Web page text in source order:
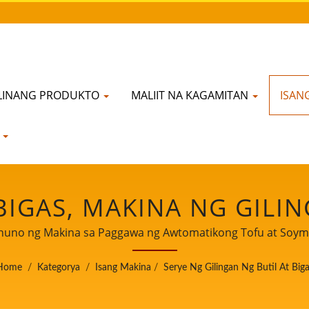
PRODUKTO MALIIT NA KAGAMITAN
MAKINA NG
NG BIGAS,
NG PAGGILING NG
PRESYO NG BASANG
ng Makina sa Paggawa ng Awtomatikong Tofu at
Kaligtasan ng Pagkain.
/ Kategorya / Isang Makina / Serye Ng Gilingan Ng Butil At